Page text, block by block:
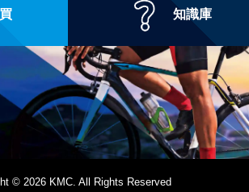
知識庫
© 2026 KMC. All Rights Reserved